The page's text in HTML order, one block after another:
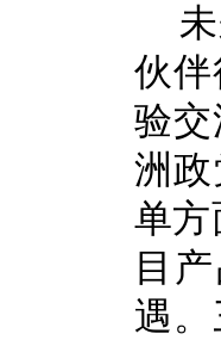
伙
验交
洲
单方
目
遇